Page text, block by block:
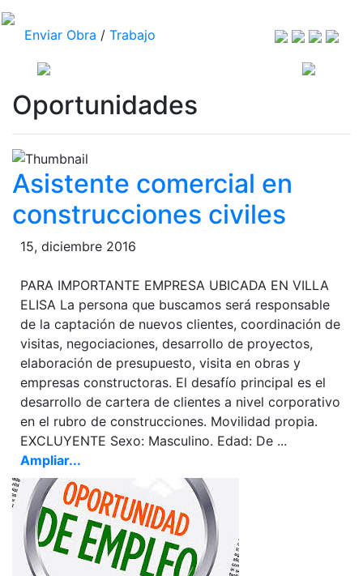
Enviar Obra / Trabajo
Oportunidades
Asistente comercial en
construcciones civiles
15, diciembre 2016
PARA IMPORTANTE EMPRESA UBICADA EN VILLA
ELISA La persona que buscamos será responsable
de la captación de nuevos clientes, coordinación de
visitas, negociaciones, desarrollo de proyectos,
elaboración de presupuesto, visita en obras y
empresas constructoras. El desafío principal es el
desarrollo de cartera de clientes a nivel corporativo
en el rubro de construcciones. Movilidad propia.
EXCLUYENTE Sexo: Masculino. Edad: De ...
Ampliar...